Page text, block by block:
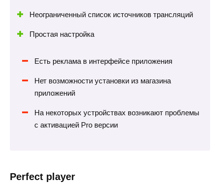
Неограниченный список источников трансляций
Простая настройка
Есть реклама в интерфейсе приложения
Нет возможности установки из магазина
приложений
На некоторых устройствах возникают проблемы
с активацией Pro версии
Perfect player